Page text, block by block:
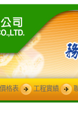
價格表 工程實績